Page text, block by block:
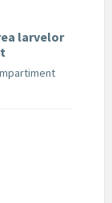
larvelor